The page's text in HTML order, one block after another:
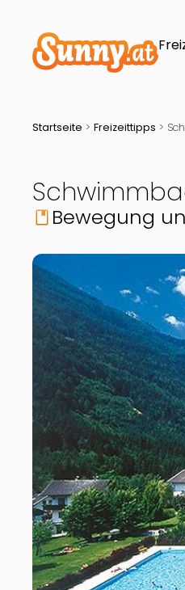
Startseite > Freizeittipps >
book Bewegung